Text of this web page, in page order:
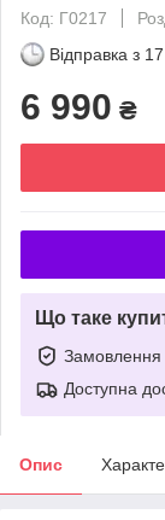
Код: Г0217
Відправка з
6 990 ₴
Що таке
Замовлення
Доступна
Опис